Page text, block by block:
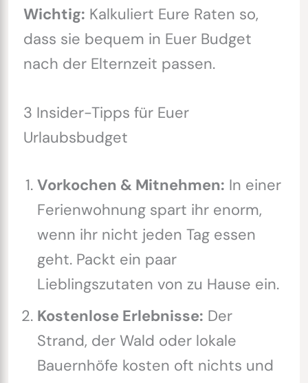
Wichtig: Kalkuliert Eure Raten so,
dass sie bequem in Euer Budget
nach der Elternzeit passen.
3 Insider-Tipps für Euer
Urlaubsbudget
Vorkochen & Mitnehmen: In einer
Ferienwohnung spart ihr enorm,
wenn ihr nicht jeden Tag essen
geht. Packt ein paar
Lieblingszutaten von zu Hause ein.
Kostenlose Erlebnisse: Der
Strand, der Wald oder lokale
Bauernhöfe kosten oft nichts und